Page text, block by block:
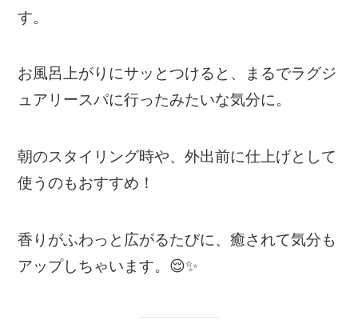
す。
お風呂上がりにサッとつけると、まるでラグジ
ュアリースパに行ったみたいな気分に。
朝のスタイリング時や、外出前に仕上げとして
使うのもおすすめ！
香りがふわっと広がるたびに、癒されて気分も
アップしちゃいます。😌✨